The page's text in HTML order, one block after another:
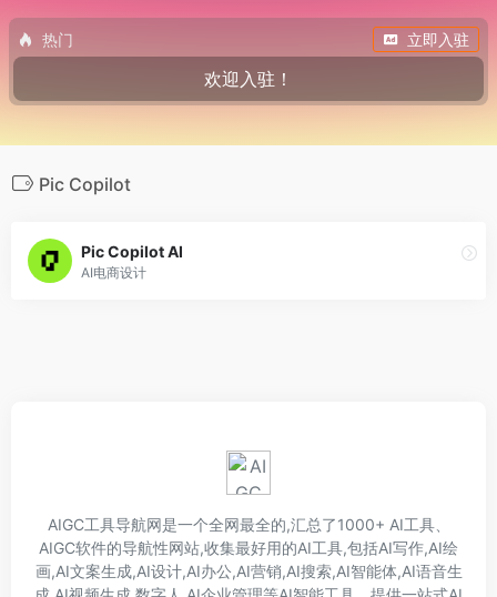
热门 立即入驻
欢迎入驻！
Pic Copilot
Pic Copilot AI
AI电商设计
AIGC工具导航网是一个全网最全的,汇总了1000+ AI工具、
AIGC软件的导航性网站,收集最好用的AI工具,包括AI写作,AI绘
画,AI文案生成,AI设计,AI办公,AI营销,AI搜索,AI智能体,AI语音生